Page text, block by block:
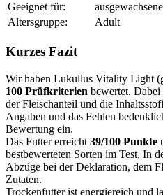
Geeignet für:
Altersgruppe:
Adult
Kurzes Fazit
Wir haben Lukullus Vitality Light
100 Prüfkriterien bewertet.
der Fleischanteil und die
Angaben und das Fehlen
Bewertung ein.
Das Futter erreicht 39/100 Punkte
bestbewerteten Sorten im Test. In
Abzüge bei der Deklaration, dem
Zutaten.
Trockenfutter ist energiereich und